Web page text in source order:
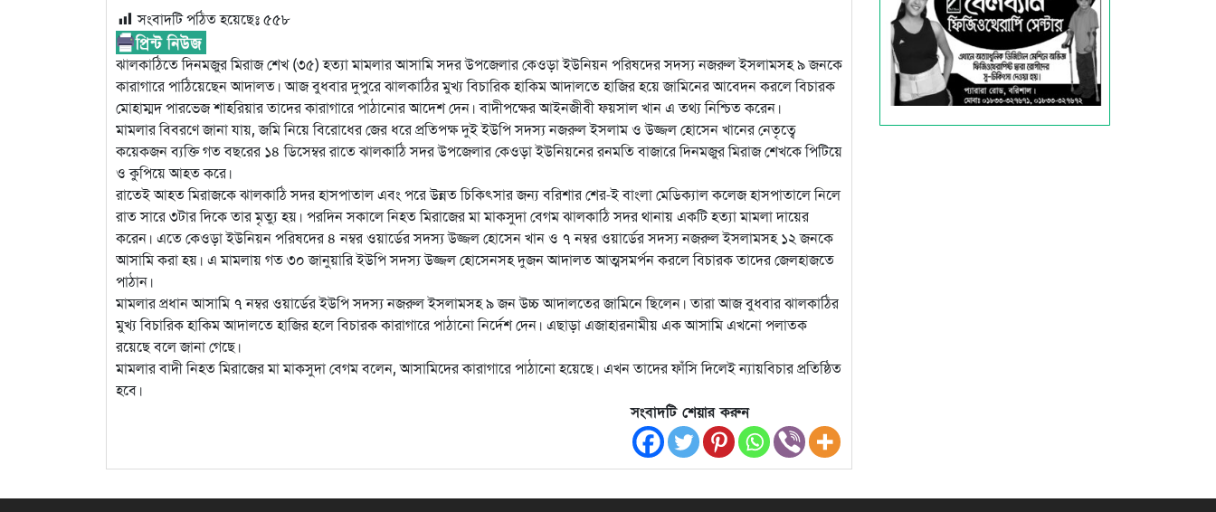
সংবাদটি পঠিত হয়েছেঃ ৫৫৮
ঝালকাঠিতে দিনমজুর মিরাজ শেখ (৩৫) হত্যা মামলার আসামি সদর উপজেলার কেওড়া ইউনিয়ন পরিষদের সদস্য নজরুল ইসলামসহ ৯ জনকে
কারাগারে পাঠিয়েছেন আদালত। আজ বুধবার দুপুরে ঝালকাঠির মুখ্য বিচারিক হাকিম আদালতে হাজির হয়ে জামিনের আবেদন করলে বিচারক
মোহাম্মদ পারভেজ শাহরিয়ার তাদের কারাগারে পাঠানোর আদেশ দেন। বাদীপক্ষের আইনজীবী ফয়সাল খান এ তথ্য নিশ্চিত করেন।
মামলার বিবরণে জানা যায়, জমি নিয়ে বিরোধের জের ধরে প্রতিপক্ষ দুই ইউপি সদস্য নজরুল ইসলাম ও উজ্জল হোসেন খানের নেতৃত্বে
কয়েকজন ব্যক্তি গত বছরের ১৪ ডিসেম্বর রাতে ঝালকাঠি সদর উপজেলার কেওড়া ইউনিয়নের রনমতি বাজারে দিনমজুর মিরাজ শেখকে পিটিয়ে
ও কুপিয়ে আহত করে।
রাতেই আহত মিরাজকে ঝালকাঠি সদর হাসপাতাল এবং পরে উন্নত চিকিৎসার জন্য বরিশার শের-ই বাংলা মেডিক্যাল কলেজ হাসপাতালে নিলে
রাত সারে ৩টার দিকে তার মৃত্যু হয়। পরদিন সকালে নিহত মিরাজের মা মাকসুদা বেগম ঝালকাঠি সদর থানায় একটি হত্যা মামলা দায়ের
করেন। এতে কেওড়া ইউনিয়ন পরিষদের ৪ নম্বর ওয়ার্ডের সদস্য উজ্জল হোসেন খান ও ৭ নম্বর ওয়ার্ডের সদস্য নজরুল ইসলামসহ ১২ জনকে
আসামি করা হয়। এ মামলায় গত ৩০ জানুয়ারি ইউপি সদস্য উজ্জল হোসেনসহ দুজন আদালত আত্মসমর্পন করলে বিচারক তাদের জেলহাজতে
পাঠান।
মামলার প্রধান আসামি ৭ নম্বর ওয়ার্ডের ইউপি সদস্য নজরুল ইসলামসহ ৯ জন উচ্চ আদালতের জামিনে ছিলেন। তারা আজ বুধবার ঝালকাঠির
মুখ্য বিচারিক হাকিম আদালতে হাজির হলে বিচারক কারাগারে পাঠানো নির্দেশ দেন। এছাড়া এজাহারনামীয় এক আসামি এখনো পলাতক
রয়েছে বলে জানা গেছে।
মামলার বাদী নিহত মিরাজের মা মাকসুদা বেগম বলেন, আসামিদের কারাগারে পাঠানো হয়েছে। এখন তাদের ফাঁসি দিলেই ন্যায়বিচার প্রতিষ্ঠিত
হবে।
সংবাদটি শেয়ার করুন